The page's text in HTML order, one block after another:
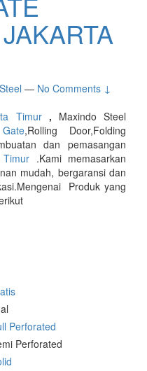
— No Comments ↓
Timur , Maxindo Steel
,Rolling Door,Folding
dan pemasangan
.Kami memasarkan
mudah, bergaransi dan
Produk yang
Perforated
Perforated